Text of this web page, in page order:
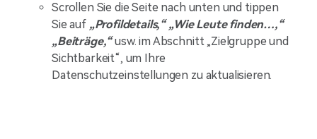
Scrollen Sie die Seite nach unten und tippen
Sie auf „Profildetails,“ „Wie Leute finden…,“
„Beiträge,“usw. im Abschnitt „Zielgruppe und
Sichtbarkeit“, um Ihre
Datenschutzeinstellungen zu aktualisieren.